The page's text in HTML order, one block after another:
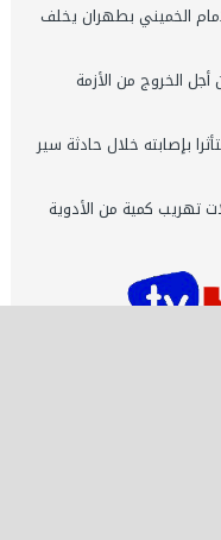
الخميني بطهران يخلف
أجل الخروج من الأزمة
بإصابته خلال حادثة سير